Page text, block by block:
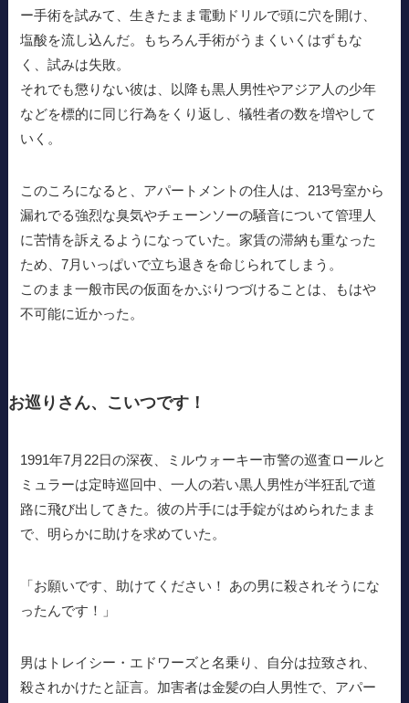
ー手術を試みて、生きたまま電動ドリルで頭に穴を開け、
塩酸を流し込んだ。もちろん手術がうまくいくはずもな
く、試みは失敗。
それでも懲りない彼は、以降も黒人男性やアジア人の少年
などを標的に同じ行為をくり返し、犠牲者の数を増やして
いく。
このころになると、アパートメントの住人は、213号室から
漏れでる強烈な臭気やチェーンソーの騒音について管理人
に苦情を訴えるようになっていた。家賃の滞納も重なった
ため、7月いっぱいで立ち退きを命じられてしまう。
このまま一般市民の仮面をかぶりつづけることは、もはや
不可能に近かった。
お巡りさん、こいつです！
1991年7月22日の深夜、ミルウォーキー市警の巡査ロールと
ミュラーは定時巡回中、一人の若い黒人男性が半狂乱で道
路に飛び出してきた。彼の片手には手錠がはめられたまま
で、明らかに助けを求めていた。
「お願いです、助けてください！ あの男に殺されそうにな
ったんです！」
男はトレイシー・エドワーズと名乗り、自分は拉致され、
殺されかけたと証言。加害者は金髪の白人男性で、アパー